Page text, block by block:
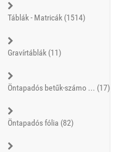
Táblák - Matricák (1514)
Gravírtáblák (11)
Öntapadós betűk-számo ... (17)
Öntapadós fólia (82)